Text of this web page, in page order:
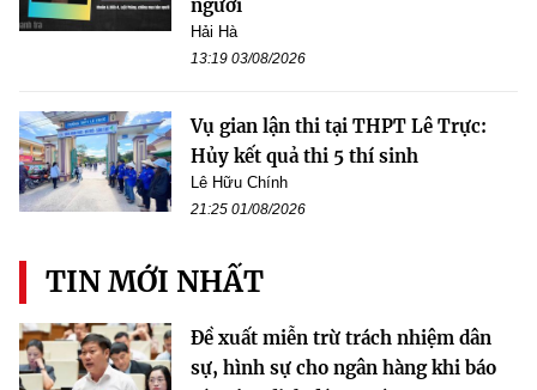
người
Hải Hà
13:19 03/08/2026
Vụ gian lận thi tại THPT Lê Trực:
Hủy kết quả thi 5 thí sinh
Lê Hữu Chính
21:25 01/08/2026
TIN MỚI NHẤT
Đề xuất miễn trừ trách nhiệm dân
sự, hình sự cho ngân hàng khi báo